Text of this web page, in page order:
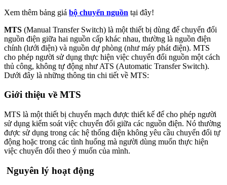
Xem thêm bảng giá bộ chuyển nguồn tại đây!
MTS (Manual Transfer Switch) là một thiết bị dùng để chuyển đổi
nguồn điện giữa hai nguồn cấp khác nhau, thường là nguồn điện
chính (lưới điện) và nguồn dự phòng (như máy phát điện). MTS
cho phép người sử dụng thực hiện việc chuyển đổi nguồn một cách
thủ công, không tự động như ATS (Automatic Transfer Switch).
Dưới đây là những thông tin chi tiết về MTS:
Giới thiệu về MTS
MTS là một thiết bị chuyển mạch được thiết kế để cho phép người
sử dụng kiểm soát việc chuyển đổi giữa các nguồn điện. Nó thường
được sử dụng trong các hệ thống điện không yêu cầu chuyển đổi tự
động hoặc trong các tình huống mà người dùng muốn thực hiện
việc chuyển đổi theo ý muốn của mình.
Nguyên lý hoạt động